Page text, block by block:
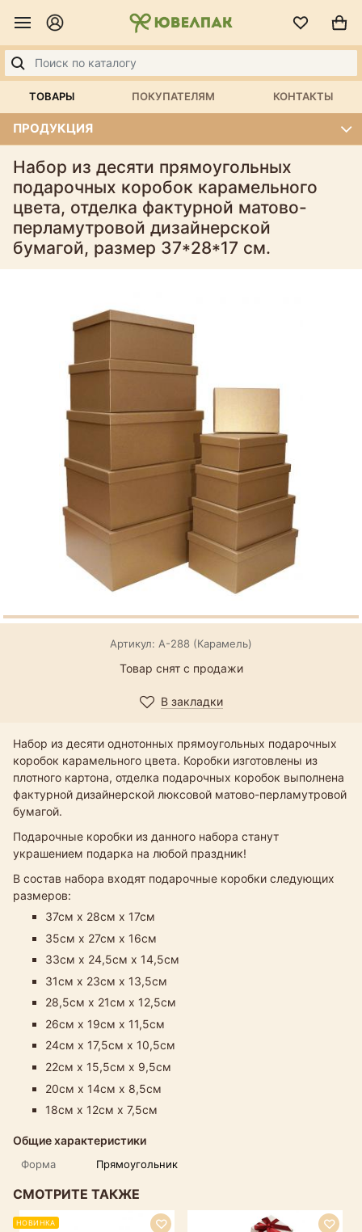
ТОВАРЫ ПОКУПАТЕЛЯМ КОНТАКТЫ
ПРОДУКЦИЯ
Набор из десяти прямоугольных
подарочных коробок карамельного
цвета, отделка фактурной матово-
перламутровой дизайнерской
бумагой, размер 37*28*17 см.
Артикул: А-288 (Карамель)
Товар снят с продажи
В закладки
Набор из десяти однотонных прямоугольных подарочных
коробок карамельного цвета. Коробки изготовлены из
плотного картона, отделка подарочных коробок выполнена
фактурной дизайнерской люксовой матово-перламутровой
бумагой.
Подарочные коробки из данного набора станут
украшением подарка на любой праздник!
В состав набора входят подарочные коробки следующих
размеров:
37см х 28см х 17см
35см х 27см х 16см
33см х 24,5см х 14,5см​
31см х 23см х 13,5см
28,5см х 21см х 12,5см
26см х 19см х 11,5см
24см х 17,5см х 10,5см
22см х 15,5см х 9,5см
20см х 14см х 8,5см
18см х 12см х 7,5см
Общие характеристики
Форма Прямоугольник
СМОТРИТЕ ТАКЖЕ
НОВИНКА